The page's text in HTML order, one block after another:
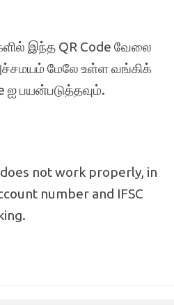
இந்த QR Code வேலை
மேலே உள்ள வங்கிக்
பயன்படுத்தவும்.
not work properly, in
number and IFSC